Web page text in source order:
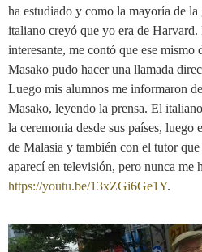
ha estudiado y como la mayoría de
italiano creyó que yo era de
interesante, me contó que ese mismo
Masako pudo hacer una llamada
Luego mis alumnos me informaron
Masako, leyendo la prensa. El
la ceremonia desde sus países, luego
de Malasia y también con el tutor
aparecí en televisión, pero nunca me
https://youtu.be/13xZGi6Ge1Y.